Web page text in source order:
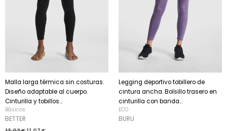
Malla larga térmica sin costuras.
Diseño adaptable al cuerpo.
Cinturilla y tobillos...
Básicos
BETTER
Legging deportivo tobillero de
cintura ancha. Bolsillo trasero en
cinturilla con banda...
ECO
BURU